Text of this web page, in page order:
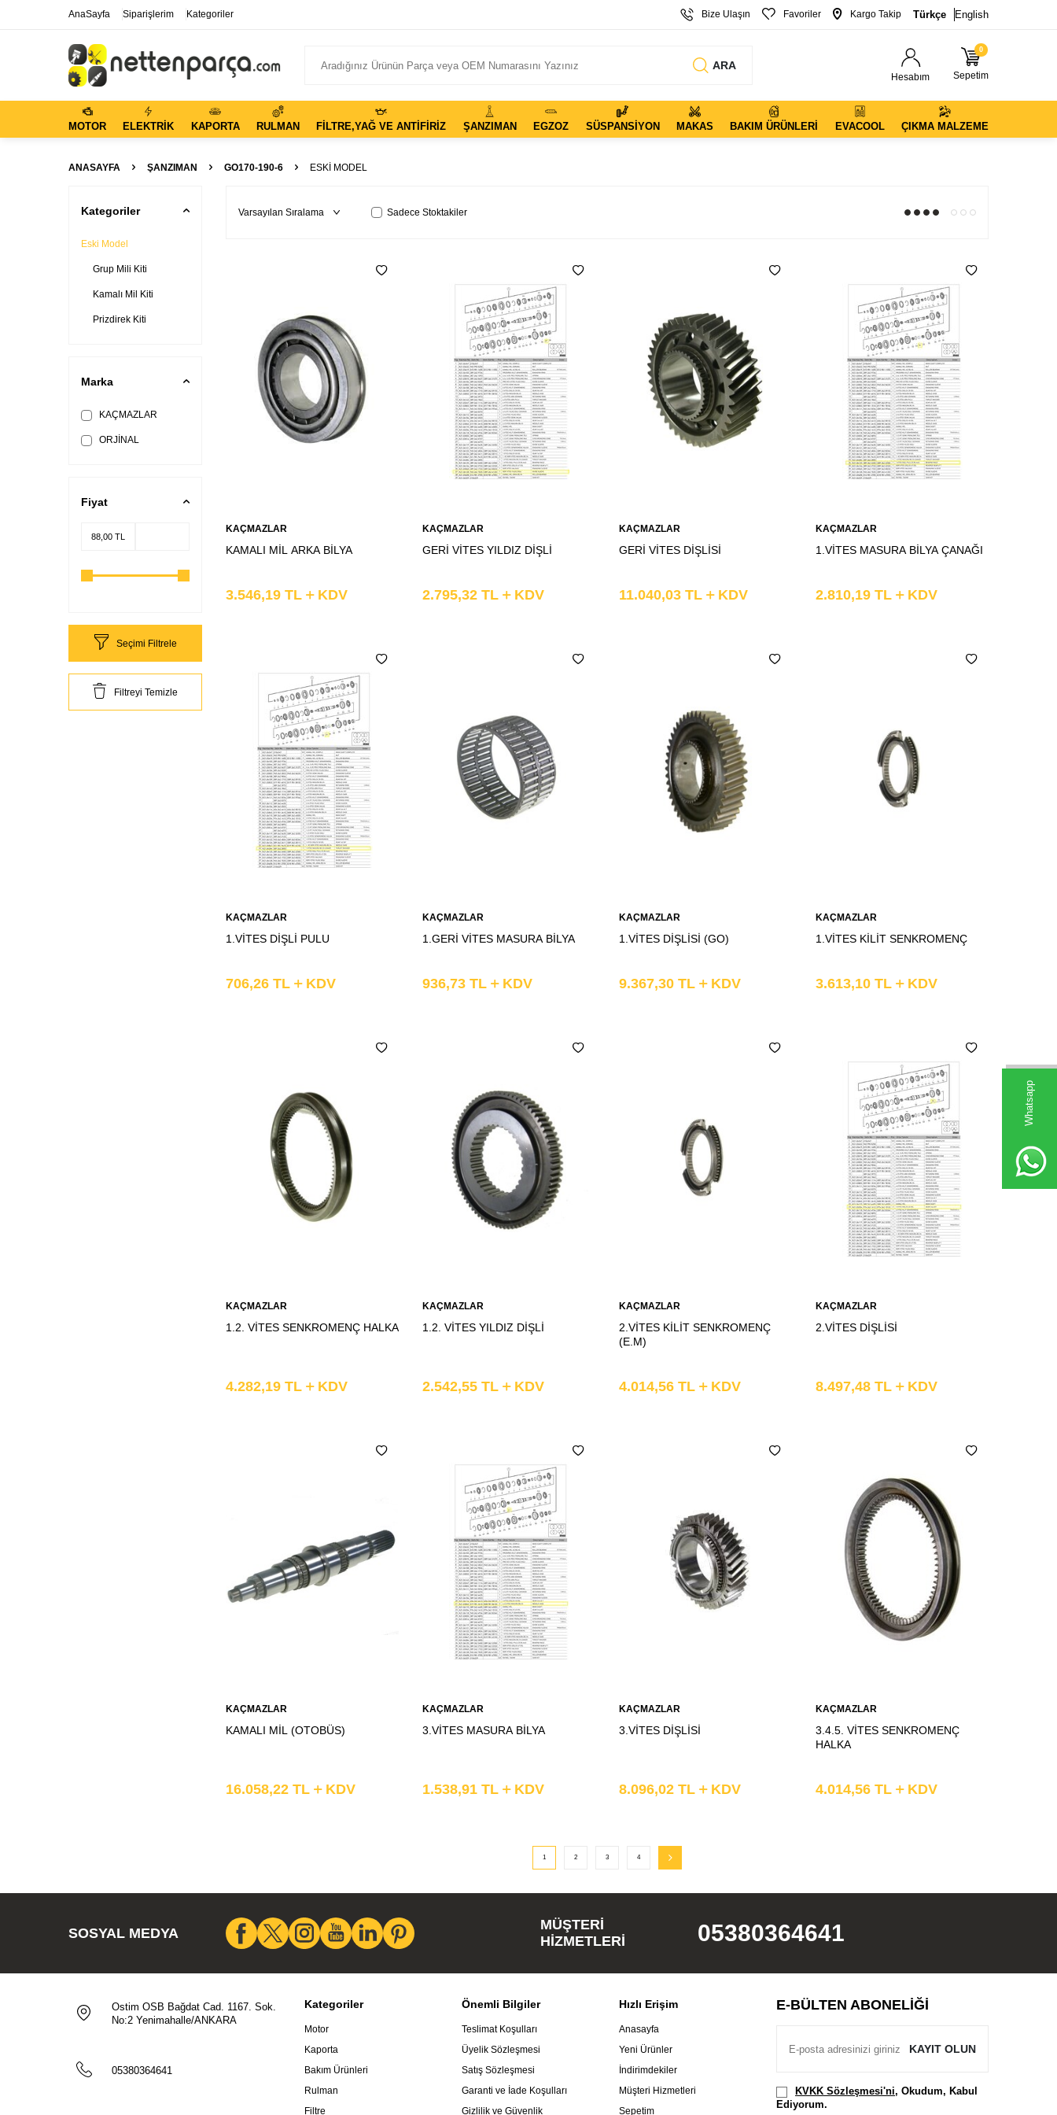
Whatsapp
AnaSayfa Siparişlerim Kategoriler Bize Ulaşın Favoriler Kargo Takip Türkçe English
ARA
Hesabım
0
Sepetim
MOTOR ELEKTRIK KAPORTA RULMAN FILTRE,YAĞ VE ANTIFIRIZ ŞANZIMAN EGZOZ SÜSPANSIYON MAKAS BAKIM ÜRÜNLERI EVACOOL ÇIKMA MALZEME
ANASAYFA ŞANZIMAN GO170-190-6 ESKI MODEL
Kategoriler
Eski Model
Grup Mili Kiti
Kamalı Mil Kiti
Prizdirek Kiti
Marka
KAÇMAZLAR
ORJİNAL
Fiyat
Seçimi Filtrele
Filtreyi Temizle
Sadece Stoktakiler
Ekle
KAÇMAZLAR
KAMALI MİL ARKA BİLYA
3.546,19 TL KDV
Ekle
KAÇMAZLAR
GERİ VİTES YILDIZ DİŞLİ
2.795,32 TL KDV
Ekle
KAÇMAZLAR
GERİ VİTES DİŞLİSİ
11.040,03 TL KDV
Ekle
KAÇMAZLAR
1.VİTES MASURA BİLYA ÇANAĞI
2.810,19 TL KDV
Ekle
KAÇMAZLAR
1.VİTES DİŞLİ PULU
706,26 TL KDV
Ekle
KAÇMAZLAR
1.GERİ VİTES MASURA BİLYA
936,73 TL KDV
Ekle
KAÇMAZLAR
1.VİTES DİŞLİSİ (GO)
9.367,30 TL KDV
Ekle
KAÇMAZLAR
1.VİTES KİLİT SENKROMENÇ
3.613,10 TL KDV
Ekle
KAÇMAZLAR
1.2. VİTES SENKROMENÇ HALKA
4.282,19 TL KDV
Ekle
KAÇMAZLAR
1.2. VİTES YILDIZ DİŞLİ
2.542,55 TL KDV
Ekle
KAÇMAZLAR
2.VİTES KİLİT SENKROMENÇ
(E.M)
4.014,56 TL KDV
Ekle
KAÇMAZLAR
2.VİTES DİŞLİSİ
8.497,48 TL KDV
Ekle
KAÇMAZLAR
KAMALI MİL (OTOBÜS)
16.058,22 TL KDV
Ekle
KAÇMAZLAR
3.VİTES MASURA BİLYA
1.538,91 TL KDV
Ekle
KAÇMAZLAR
3.VİTES DİŞLİSİ
8.096,02 TL KDV
Ekle
KAÇMAZLAR
3.4.5. VİTES SENKROMENÇ
HALKA
4.014,56 TL KDV
1 2 3 4
SOSYAL MEDYA
MÜŞTERI
HIZMETLERI
05380364641
Ostim OSB Bağdat Cad. 1167. Sok.
No:2 Yenimahalle/ANKARA
05380364641
Kategoriler
Motor
Kaporta
Bakım Ürünleri
Rulman
Filtre
Önemli Bilgiler
Teslimat Koşulları
Üyelik Sözleşmesi
Satış Sözleşmesi
Garanti ve İade Koşulları
Gizlilik ve Güvenlik
Hızlı Erişim
Anasayfa
Yeni Ürünler
İndirimdekiler
Müşteri Hizmetleri
Sepetim
E-BÜLTEN ABONELIĞI
KAYIT OLUN
KVKK Sözleşmesi'ni, Okudum, Kabul
Ediyorum.